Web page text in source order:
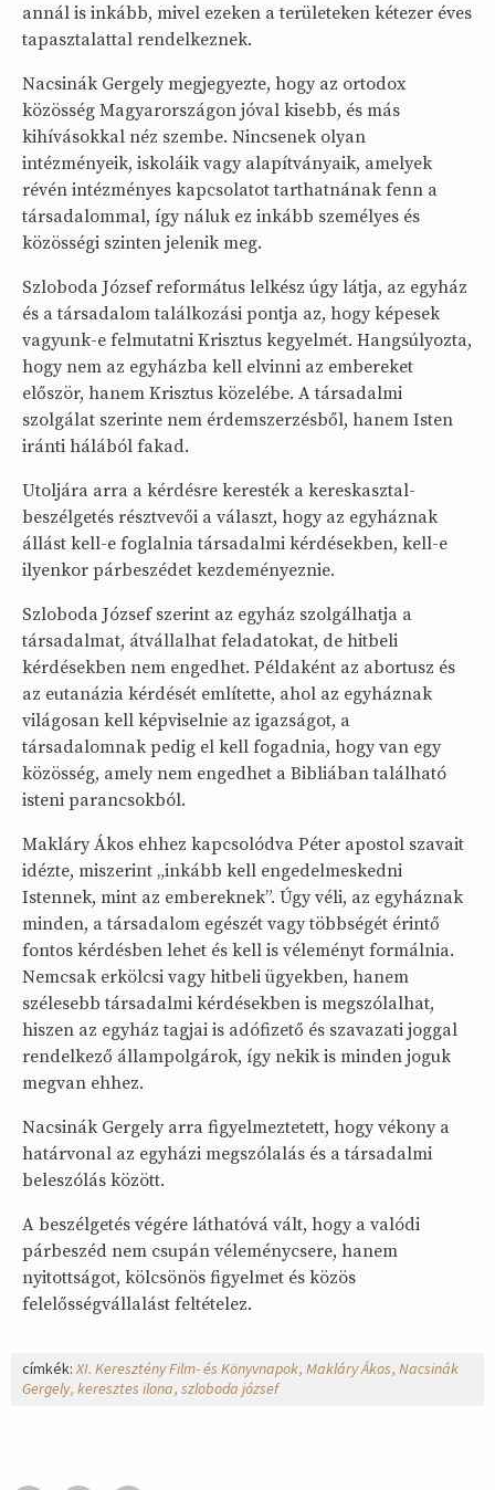
annál is inkább, mivel ezeken a területeken kétezer éves
tapasztalattal rendelkeznek.
Nacsinák Gergely megjegyezte, hogy az ortodox
közösség Magyarországon jóval kisebb, és más
kihívásokkal néz szembe. Nincsenek olyan
intézményeik, iskoláik vagy alapítványaik, amelyek
révén intézményes kapcsolatot tarthatnának fenn a
társadalommal, így náluk ez inkább személyes és
közösségi szinten jelenik meg.
Szloboda József református lelkész úgy látja, az egyház
és a társadalom találkozási pontja az, hogy képesek
vagyunk-e felmutatni Krisztus kegyelmét. Hangsúlyozta,
hogy nem az egyházba kell elvinni az embereket
először, hanem Krisztus közelébe. A társadalmi
szolgálat szerinte nem érdemszerzésből, hanem Isten
iránti hálából fakad.
Utoljára arra a kérdésre keresték a kereskasztal-
beszélgetés résztvevői a választ, hogy az egyháznak
állást kell-e foglalnia társadalmi kérdésekben, kell-e
ilyenkor párbeszédet kezdeményeznie.
Szloboda József szerint az egyház szolgálhatja a
társadalmat, átvállalhat feladatokat, de hitbeli
kérdésekben nem engedhet. Példaként az abortusz és
az eutanázia kérdését említette, ahol az egyháznak
világosan kell képviselnie az igazságot, a
társadalomnak pedig el kell fogadnia, hogy van egy
közösség, amely nem engedhet a Bibliában található
isteni parancsokból.
Makláry Ákos ehhez kapcsolódva Péter apostol szavait
idézte, miszerint „inkább kell engedelmeskedni
Istennek, mint az embereknek”. Úgy véli, az egyháznak
minden, a társadalom egészét vagy többségét érintő
fontos kérdésben lehet és kell is véleményt formálnia.
Nemcsak erkölcsi vagy hitbeli ügyekben, hanem
szélesebb társadalmi kérdésekben is megszólalhat,
hiszen az egyház tagjai is adófizető és szavazati joggal
rendelkező állampolgárok, így nekik is minden joguk
megvan ehhez.
Nacsinák Gergely arra figyelmeztetett, hogy vékony a
határvonal az egyházi megszólalás és a társadalmi
beleszólás között.
A beszélgetés végére láthatóvá vált, hogy a valódi
párbeszéd nem csupán véleménycsere, hanem
nyitottságot, kölcsönös figyelmet és közös
felelősségvállalást feltételez.
címkék:XI. Keresztény Film- és Könyvnapok Makláry Ákos Nacsinák
Gergely keresztes ilona szloboda józsef